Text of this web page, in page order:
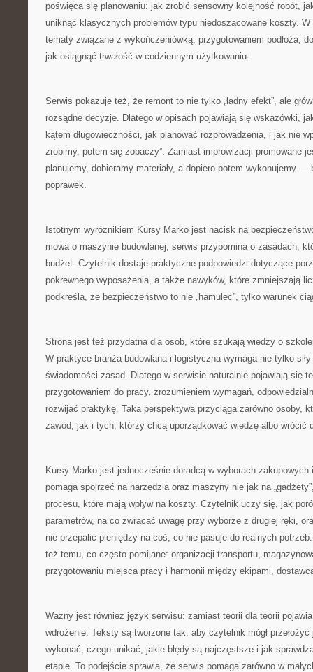
poświęca się planowaniu: jak zrobić sensowny kolejność robót,
uniknąć klasycznych problemów typu niedoszacowane koszty. W
tematy związane z wykończeniówką, przygotowaniem podłoża,
jak osiągnąć trwałość w codziennym użytkowaniu.
Serwis pokazuje też, że remont to nie tylko „ładny efekt”, ale
rozsądne decyzje. Dlatego w opisach pojawiają się wskazówki,
kątem długowieczności, jak planować rozprowadzenia, i jak nie
zrobimy, potem się zobaczy”. Zamiast improwizacji promowane
planujemy, dobieramy materiały, a dopiero potem wykonujemy —
poprawek.
Istotnym wyróżnikiem Kursy Marko jest nacisk na
mowa o maszynie budowlanej, serwis przypomina o zasadach,
budżet. Czytelnik dostaje praktyczne podpowiedzi dotyczące
pokrewnego wyposażenia, a także nawyków, które zmniejszają
podkreśla, że bezpieczeństwo to nie „hamulec”, tylko warunek
Strona jest też przydatna dla osób, które szukają wiedzy o
W praktyce branża budowlana i logistyczna wymaga nie tylko
świadomości zasad. Dlatego w serwisie naturalnie pojawiają się
przygotowaniem do pracy, zrozumieniem wymagań,
rozwijać praktykę. Taka perspektywa przyciąga zarówno osoby,
zawód, jak i tych, którzy chcą uporządkować wiedzę albo wrócić
Kursy Marko jest jednocześnie doradcą w wyborach
pomaga spojrzeć na narzędzia oraz maszyny nie jak na
procesu, które mają wpływ na koszty. Czytelnik uczy się, jak
parametrów, na co zwracać uwagę przy wyborze z drugiej ręki,
nie przepalić pieniędzy na coś, co nie pasuje do realnych
też temu, co często pomijane: organizacji transportu,
przygotowaniu miejsca pracy i harmonii między ekipami,
Ważny jest również język serwisu: zamiast teorii dla teorii
wdrożenie. Teksty są tworzone tak, aby czytelnik mógł
wykonać, czego unikać, jakie błędy są najczęstsze i jak
etapie. To podejście sprawia, że serwis pomaga zarówno w